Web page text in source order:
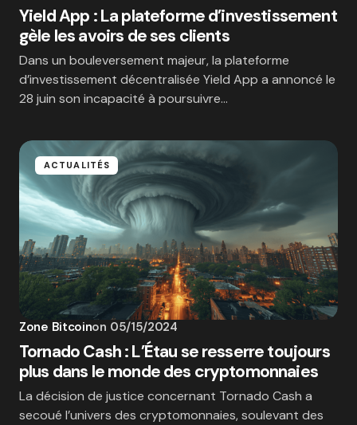
Yield App : La plateforme d’investissement
gèle les avoirs de ses clients
Dans un bouleversement majeur, la plateforme
d’investissement décentralisée Yield App a annoncé le
28 juin son incapacité à poursuivre…
ACTUALITÉS
Zone Bitcoinon 05/15/2024
Tornado Cash : L’Étau se resserre toujours
plus dans le monde des cryptomonnaies
La décision de justice concernant Tornado Cash a
secoué l’univers des cryptomonnaies, soulevant des